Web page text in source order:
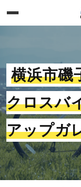
横浜市磯
クロスバ
アップガ